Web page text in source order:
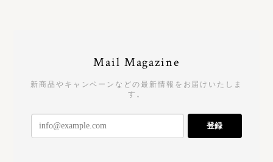
Mail Magazine
新商品やキャンペーンなどの最新情報をお届けいたしま
す。
登録